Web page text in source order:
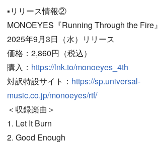
▪️リリース情報②
MONOEYES『Running Through the Fire』
2025年9月3日（水）リリース
価格：2,860円（税込）
購入： https://lnk.to/monoeyes_4th
対訳特設サイト： https://sp.universal-
music.co.jp/monoeyes/rtf/
＜収録楽曲＞
1. Let It Burn
2. Good Enough